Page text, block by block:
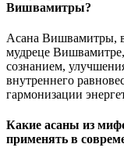
Вишвамитры?
Асана Вишвамитры,
мудреце
сознанием,
внутреннего
гармонизации
Какие асаны из
применять в